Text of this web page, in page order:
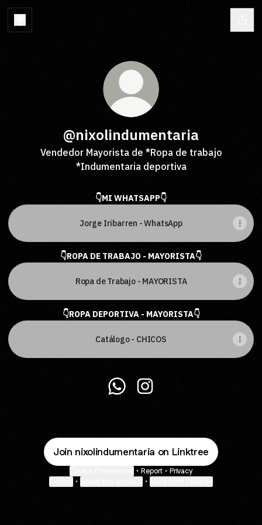
@nixolindumentaria
Vendedor Mayorista de *Ropa de trabajo
*Indumentaria deportiva
👇MI WHATSAPP👇
Jorge Iribarren - WhatsApp
👇ROPA DE TRABAJO - MAYORISTA👇
Ropa de Trabajo - MAYORISTA
👇ROPA DEPORTIVA - MAYORISTA👇
Catálogo - CHICOS
Join nixolindumentaria on Linktree
• Report • Privacy
• •